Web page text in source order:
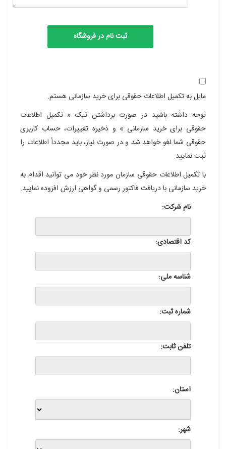
مایل به تکمیل اطلاعات حقوقی برای خرید سازمانی هستم.
توجه داشته باشید در صورت برداشتن تیک « تکمیل اطلاعات
حقوقی برای خرید سازمانی » و ذخیره تغییرات، حساب کاربری
حقوقی شما لغو خواهد شد و در صورت نیاز، باید مجدداً اطلاعات را
ثبت نمایید.
با تکمیل اطلاعات حقوقی سازمان مورد نظر خود می توانید اقدام به
خرید سازمانی با دریافت فاکتور رسمی و گواهی ارزش افزوده نمایید.
نام شرکت:
کد اقتصادی:
شناسه ملی:
شماره ثبت:
تلفن ثابت:
استان:
شهر: